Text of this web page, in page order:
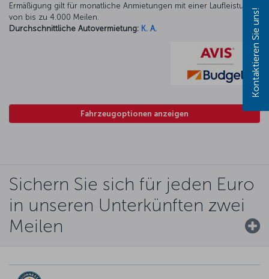
Ermäßigung gilt für monatliche Anmietungen mit einer Laufleistung
von bis zu 4.000 Meilen.
Durchschnittliche Autovermietung: K. A.
Fahrzeugoptionen anzeigen
Sichern Sie sich für jeden Euro
in unseren Unterkünften zwei
Meilen
Kontaktieren Sie uns!